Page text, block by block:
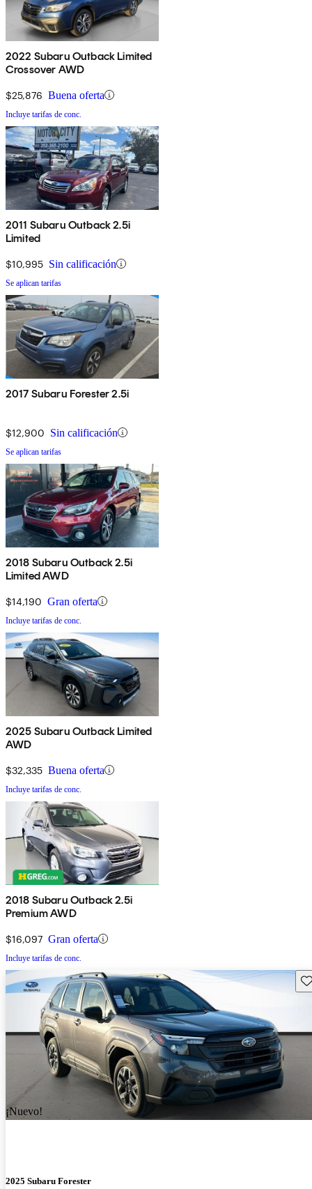
2022 Subaru Outback Limited
Crossover AWD
$25,876 Buena oferta
Incluye tarifas de conc.
2011 Subaru Outback 2.5i
Limited
$10,995 Sin calificación
Se aplican tarifas
2017 Subaru Forester 2.5i
$12,900 Sin calificación
Se aplican tarifas
2018 Subaru Outback 2.5i
Limited AWD
$14,190 Gran oferta
Incluye tarifas de conc.
2025 Subaru Outback Limited
AWD
$32,335 Buena oferta
Incluye tarifas de conc.
2018 Subaru Outback 2.5i
Premium AWD
$16,097 Gran oferta
Incluye tarifas de conc.
¡Nuevo!
2025 Subaru Forester